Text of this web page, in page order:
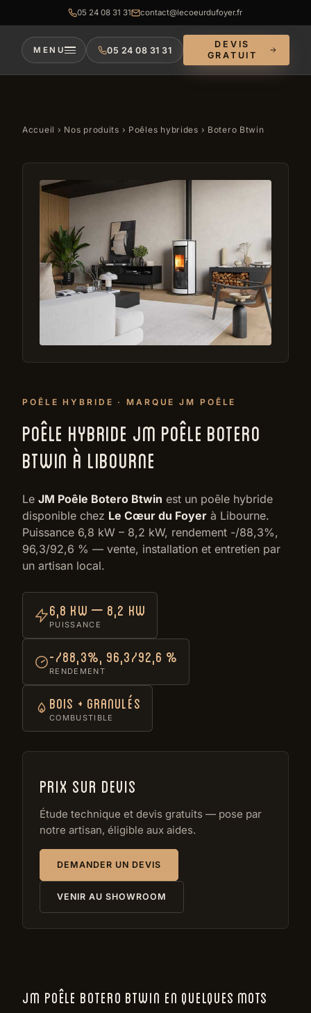
05 24 08 31 31 contact@lecoeurdufoyer.fr
MENU 05 24 08 31 31
DEVIS
GRATUIT
Accueil › Nos produits › Poêles hybrides › Botero Btwin
POÊLE HYBRIDE · MARQUE JM POÊLE
POÊLE HYBRIDE JM POÊLE BOTERO
BTWIN À LIBOURNE
Le JM Poêle Botero Btwin est un poêle hybride
disponible chez Le Cœur du Foyer à Libourne.
Puissance 6,8 kW – 8,2 kW, rendement -/88,3%,
96,3/92,6 % — vente, installation et entretien par
un artisan local.
6,8 kW – 8,2 kW
PUISSANCE
-/88,3%, 96,3/92,6 %
RENDEMENT
Bois + granulés
COMBUSTIBLE
Prix sur devis
Étude technique et devis gratuits — pose par
notre artisan, éligible aux aides.
DEMANDER UN DEVIS
VENIR AU SHOWROOM
JM POÊLE BOTERO BTWIN EN QUELQUES MOTS